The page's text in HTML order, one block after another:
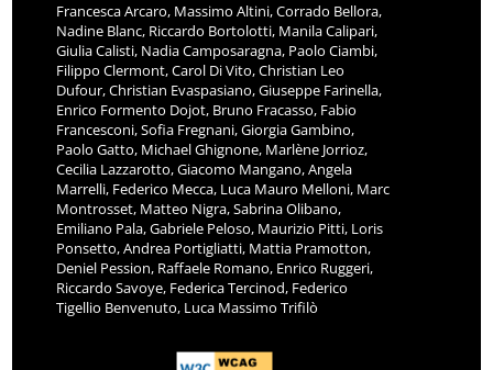
Francesca Arcaro, Massimo Altini, Corrado Bellora,
Nadine Blanc, Riccardo Bortolotti, Manila Calipari,
Giulia Calisti, Nadia Camposaragna, Paolo Ciambi,
Filippo Clermont, Carol Di Vito, Christian Leo
Dufour, Christian Evaspasiano, Giuseppe Farinella,
Enrico Formento Dojot, Bruno Fracasso, Fabio
Francesconi, Sofia Fregnani, Giorgia Gambino,
Paolo Gatto, Michael Ghignone, Marlène Jorrioz,
Cecilia Lazzarotto, Giacomo Mangano, Angela
Marrelli, Federico Mecca, Luca Mauro Melloni, Marc
Montrosset, Matteo Nigra, Sabrina Olibano,
Emiliano Pala, Gabriele Peloso, Maurizio Pitti, Loris
Ponsetto, Andrea Portigliatti, Mattia Pramotton,
Deniel Pession, Raffaele Romano, Enrico Ruggeri,
Riccardo Savoye, Federica Tercinod, Federico
Tigellio Benvenuto, Luca Massimo Trifilò